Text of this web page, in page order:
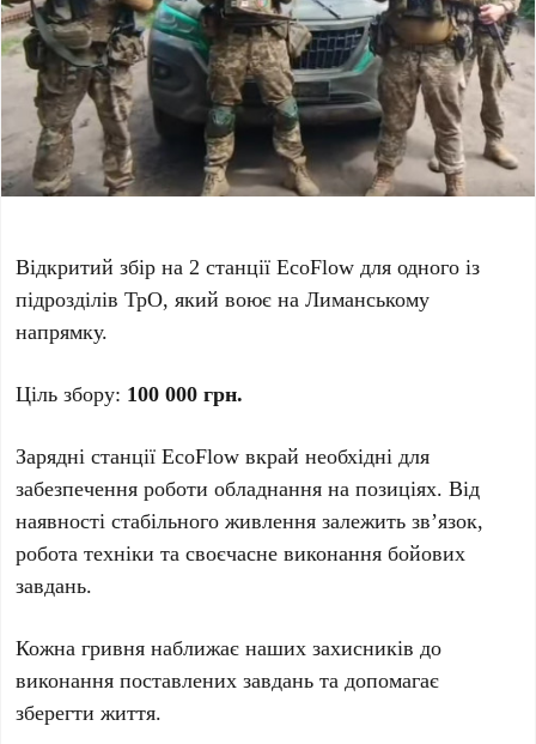
Відкритий збір на 2 станції EcoFlow для одного із
підрозділів ТрО, який воює на Лиманському
напрямку.
Ціль збору: 100 000 грн.
Зарядні станції EcoFlow вкрай необхідні для
забезпечення роботи обладнання на позиціях. Від
наявності стабільного живлення залежить зв’язок,
робота техніки та своєчасне виконання бойових
завдань.
Кожна гривня наближає наших захисників до
виконання поставлених завдань та допомагає
зберегти життя.